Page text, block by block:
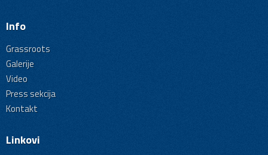
Info
Grassroots
Galerije
Video
Press sekcija
Kontakt
Linkovi